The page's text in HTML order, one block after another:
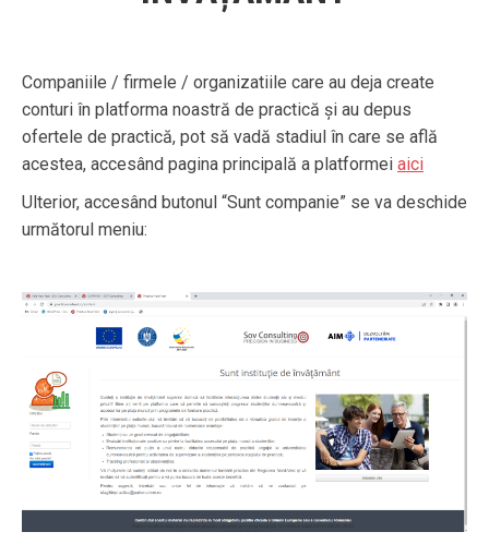
Companiile / firmele / organizatiile care au deja create
conturi în platforma noastră de practică și au depus
ofertele de practică, pot să vadă stadiul în care se află
acestea, accesând pagina principală a platformei aici
Ulterior, accesând butonul “Sunt companie” se va deschide
următorul meniu: